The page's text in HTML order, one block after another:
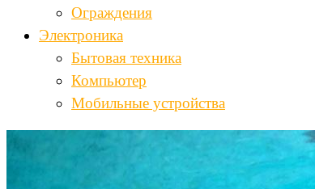
Ограждения
Электроника
Бытовая техника
Компьютер
Мобильные устройства